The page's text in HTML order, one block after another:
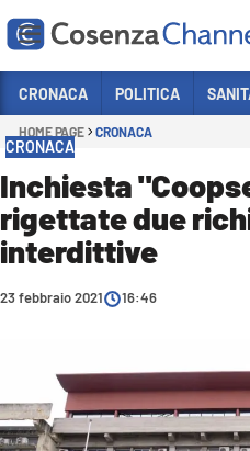
Sezioni
CRONACA
POLITICA
COSENZA CALCIO
ECONOMIA E LAVORO
SANITÀ
SPORT
CRONACA POLITICA
HOME PAGE CRONACA
CRONACA
Inchiesta
rigettate due
interdittive
23 febbraio 2021 16:46